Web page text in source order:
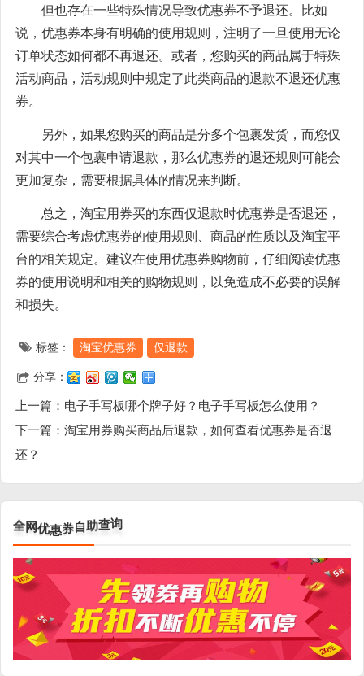
但也存在一些特殊情况导致优惠券不予退还。比如
说，优惠券本身有明确的使用规则，注明了一旦使用无论
订单状态如何都不再退还。或者，您购买的商品属于特殊
活动商品，活动规则中规定了此类商品的退款不退还优惠
券。
另外，如果您购买的商品是分多个包裹发货，而您仅
对其中一个包裹申请退款，那么优惠券的退还规则可能会
更加复杂，需要根据具体的情况来判断。
总之，淘宝用券买的东西仅退款时优惠券是否退还，
需要综合考虑优惠券的使用规则、商品的性质以及淘宝平
台的相关规定。建议在使用优惠券购物前，仔细阅读优惠
券的使用说明和相关的购物规则，以免造成不必要的误解
和损失。
标签： 淘宝优惠券 仅退款
分享：
上一篇： 电子手写板哪个牌子好？电子手写板怎么使用？
下一篇： 淘宝用券购买商品后退款，如何查看优惠券是否退
还？
全网 优惠券自助查询